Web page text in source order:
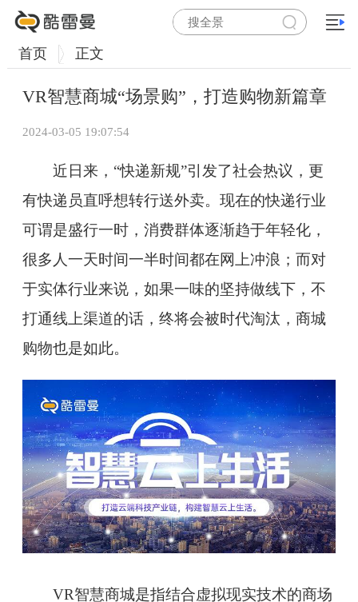
首页 正文
VR智慧商城“场景购”，打造购物新篇章
2024-03-05 19:07:54
近日来，“快递新规”引发了社会热议，更
有快递员直呼想转行送外卖。现在的快递行业
可谓是盛行一时，消费群体逐渐趋于年轻化，
很多人一天时间一半时间都在网上冲浪；而对
于实体行业来说，如果一味的坚持做线下，不
打通线上渠道的话，终将会被时代淘汰，商城
购物也是如此。
VR智慧商城是指结合虚拟现实技术的商场